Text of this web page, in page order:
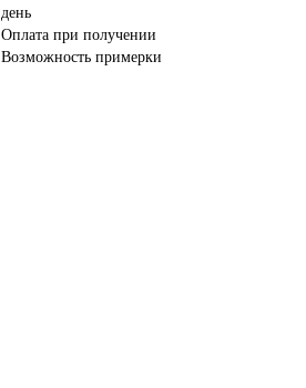
день
Оплата при получении
Возможность примерки